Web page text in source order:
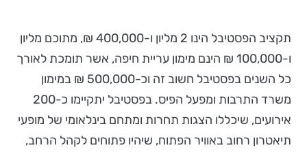
תקציב הפסטיבל הינו 2 מליון ו-400,000 ₪, מתוכם מליון
ו-100,000 ₪ הינם מימון עריית חיפה, אשר תומכת לאורך
כל השנים בפסטיבל חשוב זה וכ-500,000 ₪ במימון
משרד התרבות ומפעל הפיס. בפסטיבל יתקיימו כ-200
אירועים, שיכללו הצגות תחרות ומתחם בינלאומי של מופעי
תיאטרון רחוב באוויר הפתוח, שיהיו פתוחים לקהל הרחב,